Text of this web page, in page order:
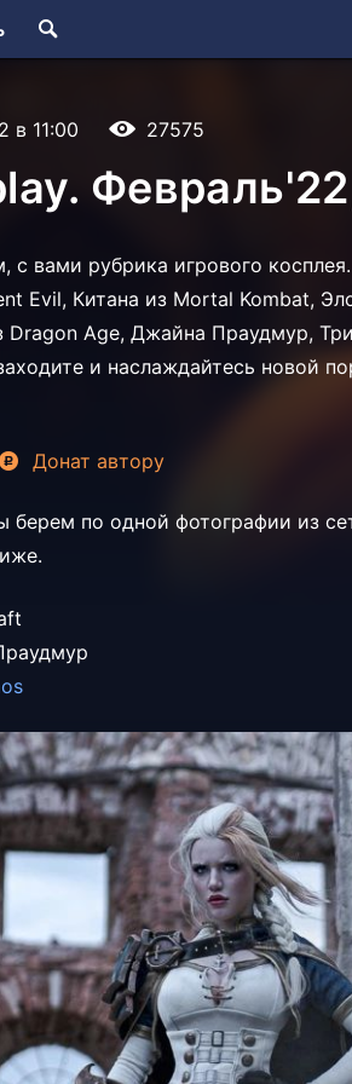
в 11:00 27575
с вами рубрика игрового
Evil, Китана из Mortal Kombat,
Dragon Age, Джайна Праудмур,
и наслаждайтесь новой
Донат автору
берем по одной фотографии из